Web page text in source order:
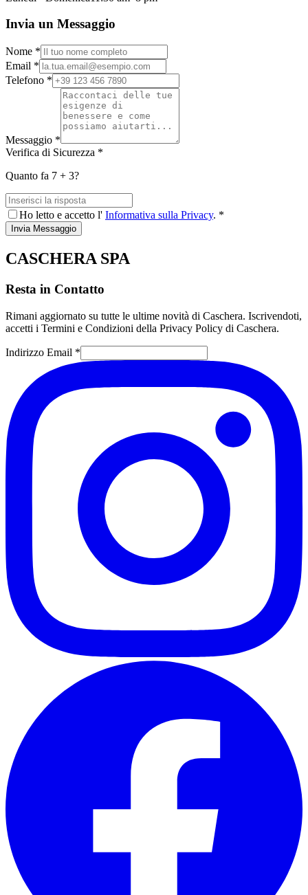
Invia un Messaggio
Nome *
Email *
Telefono *
Messaggio *
Verifica di Sicurezza *
Quanto fa 7 + 3?
Ho letto e accetto l' Informativa sulla Privacy. *
Invia Messaggio
CASCHERA SPA
Resta in Contatto
Rimani aggiornato su tutte le ultime novità di Caschera. Iscrivendoti,
accetti i Termini e Condizioni della Privacy Policy di Caschera.
Indirizzo Email *